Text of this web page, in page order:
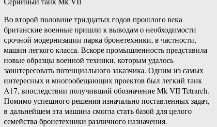
Во второй половине тридцатых годов прошлого века
британские военные пришли к выводам о необходимости
срочной модернизации парка бронетехники, в частности,
машин легкого класса. Вскоре промышленность представила
новые образцы военной техники, которым удалось
заинтересовать потенциального заказчика. Одним из самых
интересных и многообещающих проектов был легкий танк
A17, впоследствии получивший обозначение Mk VII Tetrarch.
Помимо успешного решения изначально поставленных задач,
в дальнейшем эта машина смогла стать базой для целого
семейства бронетехники различного назначения.